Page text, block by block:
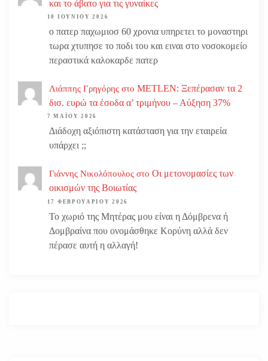
και το άβατο για τις γυναίκες
10 ΙΟΥΝΊΟΥ 2026
ο πατερ παχωμιοσ 60 χρονια υπηρετει το μοναστηρι
τωρα χτυπησε το ποδι του και ειναι στο νοσοκομείο
περαστικά καλοκαρδε πατερ
Λιάππης Γρηγόρης στο METLEN: Ξεπέρασαν τα 2
δισ. ευρώ τα έσοδα α’ τριμήνου – Αύξηση 37%
7 ΜΑΪ́ΟΥ 2026
Διάδοχη αξιόπιστη κατάσταση για την εταιρεία
υπάρχει ;;
Γιάννης Νικολόπουλος στο Οι μετονομασίες των
οικισμών της Βοιωτίας
17 ΦΕΒΡΟΥΑΡΊΟΥ 2026
Το χωριό της Μητέρας μου είναι η Δόμβρενα ή
Δομβραίνα που ονομάσθηκε Κορύνη αλλά δεν
πέρασε αυτή η αλλαγή!